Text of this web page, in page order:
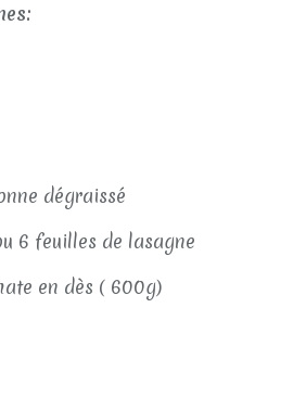
dégraissé
6 feuilles de lasagne
en dès ( 600g)